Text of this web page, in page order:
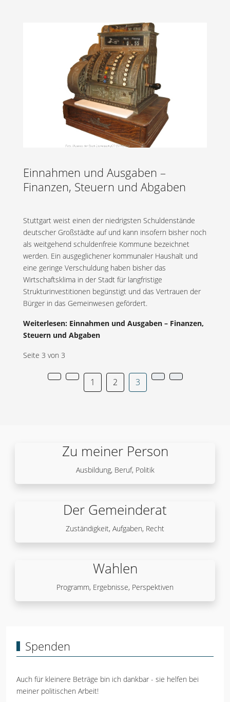
Einnahmen und Ausgaben –
Finanzen, Steuern und Abgaben
Stuttgart weist einen der niedrigsten Schuldenstände
deutscher Großstädte auf und kann insofern bisher noch
als weitgehend schuldenfreie Kommune bezeichnet
werden. Ein ausgeglichener kommunaler Haushalt und
eine geringe Verschuldung haben bisher das
Wirtschaftsklima in der Stadt für langfristige
Strukturinvestitionen begünstigt und das Vertrauen der
Bürger in das Gemeinwesen gefördert.
Weiterlesen: Einnahmen und Ausgaben – Finanzen,
Steuern und Abgaben
Seite 3 von 3
1 2 3
Zu meiner Person
Ausbildung, Beruf, Politik
Der Gemeinderat
Zuständigkeit, Aufgaben, Recht
Wahlen
Programm, Ergebnisse, Perspektiven
Spenden
Auch für kleinere Beträge bin ich dankbar - sie helfen bei
meiner politischen Arbeit!